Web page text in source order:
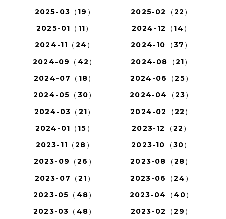
2025-03（19）
2025-02（22）
2025-01（11）
2024-12（14）
2024-11（24）
2024-10（37）
2024-09（42）
2024-08（21）
2024-07（18）
2024-06（25）
2024-05（30）
2024-04（23）
2024-03（21）
2024-02（22）
2024-01（15）
2023-12（22）
2023-11（28）
2023-10（30）
2023-09（26）
2023-08（28）
2023-07（21）
2023-06（24）
2023-05（48）
2023-04（40）
2023-03（48）
2023-02（29）